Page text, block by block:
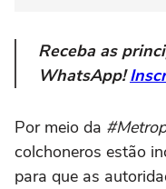
Receba as
WhatsApp!
Por meio da
colchoneros estão
para que as